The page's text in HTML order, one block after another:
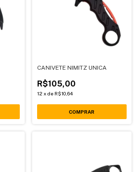
CANIVETE NIMITZ UNICA
R$105,00
12 x de R$10,64